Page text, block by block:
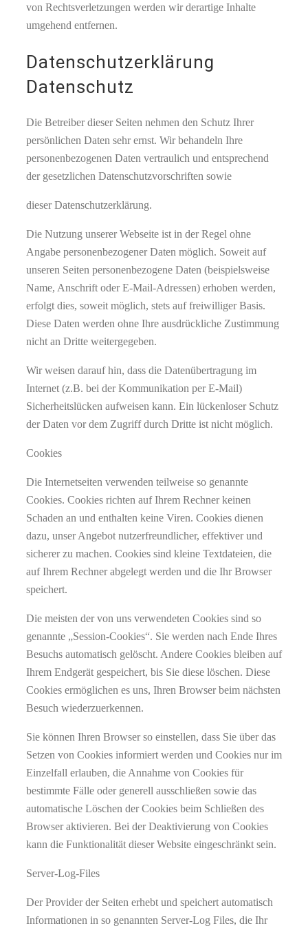
von Rechtsverletzungen werden wir derartige Inhalte
umgehend entfernen.
Datenschutzerklärung
Datenschutz
Die Betreiber dieser Seiten nehmen den Schutz Ihrer
persönlichen Daten sehr ernst. Wir behandeln Ihre
personenbezogenen Daten vertraulich und entsprechend
der gesetzlichen Datenschutzvorschriften sowie
dieser Datenschutzerklärung.
Die Nutzung unserer Webseite ist in der Regel ohne
Angabe personenbezogener Daten möglich. Soweit auf
unseren Seiten personenbezogene Daten (beispielsweise
Name, Anschrift oder E-Mail-Adressen) erhoben werden,
erfolgt dies, soweit möglich, stets auf freiwilliger Basis.
Diese Daten werden ohne Ihre ausdrückliche Zustimmung
nicht an Dritte weitergegeben.
Wir weisen darauf hin, dass die Datenübertragung im
Internet (z.B. bei der Kommunikation per E-Mail)
Sicherheitslücken aufweisen kann. Ein lückenloser Schutz
der Daten vor dem Zugriff durch Dritte ist nicht möglich.
Cookies
Die Internetseiten verwenden teilweise so genannte
Cookies. Cookies richten auf Ihrem Rechner keinen
Schaden an und enthalten keine Viren. Cookies dienen
dazu, unser Angebot nutzerfreundlicher, effektiver und
sicherer zu machen. Cookies sind kleine Textdateien, die
auf Ihrem Rechner abgelegt werden und die Ihr Browser
speichert.
Die meisten der von uns verwendeten Cookies sind so
genannte „Session-Cookies“. Sie werden nach Ende Ihres
Besuchs automatisch gelöscht. Andere Cookies bleiben auf
Ihrem Endgerät gespeichert, bis Sie diese löschen. Diese
Cookies ermöglichen es uns, Ihren Browser beim nächsten
Besuch wiederzuerkennen.
Sie können Ihren Browser so einstellen, dass Sie über das
Setzen von Cookies informiert werden und Cookies nur im
Einzelfall erlauben, die Annahme von Cookies für
bestimmte Fälle oder generell ausschließen sowie das
automatische Löschen der Cookies beim Schließen des
Browser aktivieren. Bei der Deaktivierung von Cookies
kann die Funktionalität dieser Website eingeschränkt sein.
Server-Log-Files
Der Provider der Seiten erhebt und speichert automatisch
Informationen in so genannten Server-Log Files, die Ihr